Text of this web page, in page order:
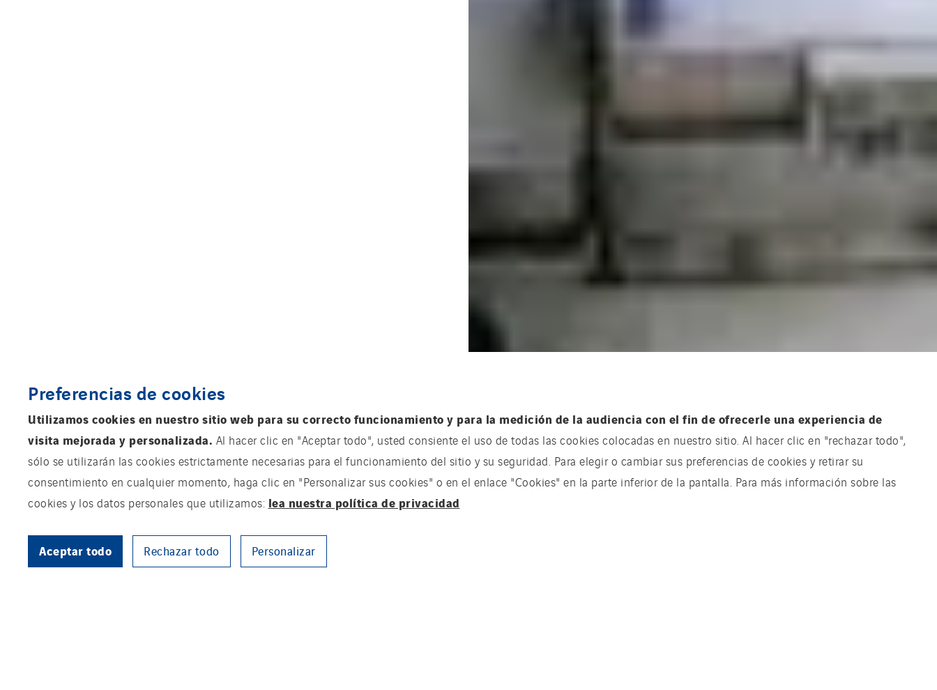
Preferencias de cookies
Utilizamos cookies en nuestro sitio web para su correcto funcionamiento y para la medición de la audiencia con el fin de ofrecerle una experiencia de
visita mejorada y personalizada. Al hacer clic en "Aceptar todo", usted consiente el uso de todas las cookies colocadas en nuestro sitio. Al hacer clic en "rechazar todo",
sólo se utilizarán las cookies estrictamente necesarias para el funcionamiento del sitio y su seguridad. Para elegir o cambiar sus preferencias de cookies y retirar su
consentimiento en cualquier momento, haga clic en "Personalizar sus cookies" o en el enlace "Cookies" en la parte inferior de la pantalla. Para más información sobre las
cookies y los datos personales que utilizamos: lea nuestra política de privacidad
Aceptar todo Rechazar todo Personalizar